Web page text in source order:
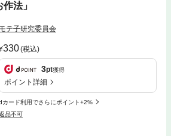
法」
モテ子研究委員会
330(税込)
3pt獲得
ポイント詳細
カード利用でさらにポイント+2%
品不可